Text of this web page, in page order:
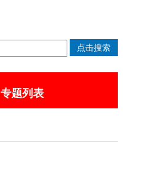
专题列表